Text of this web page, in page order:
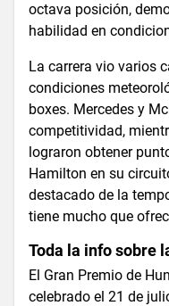
octava posición,
habilidad en
La carrera vio varios
condiciones
boxes. Mercedes y
competitividad,
lograron obtener
Hamilton en su
destacado de la
tiene mucho que
Toda la info sobre
El Gran Premio de
celebrado el 21 de